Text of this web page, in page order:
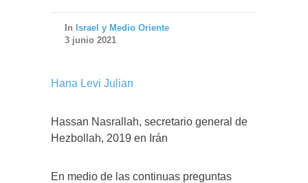
In Israel y Medio Oriente
3 junio 2021
Hana Levi Julian
Hassan Nasrallah, secretario general de
Hezbollah, 2019 en Irán
En medio de las continuas preguntas